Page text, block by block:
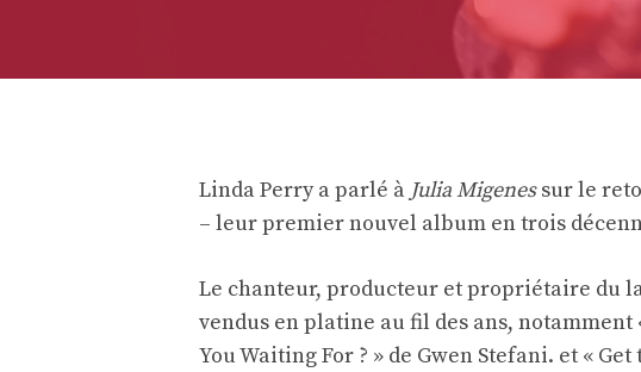
Linda Perry a parlé à Julia Migenessur le
– leur premier nouvel album en trois
Le chanteur, producteur et propriétaire du
vendus en platine au fil des ans,
You Waiting For ? » de Gwen Stefani. et «